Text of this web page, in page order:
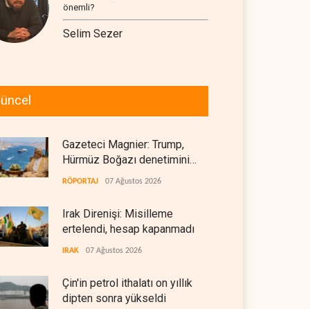
önemli?
Selim Sezer
Gazeteci Magnier: Trump,
Hürmüz Boğazı denetimini
doğrudan İran ve Umman'a
RÖPORTAJ 07 Ağustos 2026
Irak Direnişi: Misilleme
ertelendi, hesap kapanmadı
IRAK 07 Ağustos 2026
Çin'in petrol ithalatı on yıllık
dipten sonra yükseldi